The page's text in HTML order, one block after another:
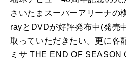
さいたまスーパーアリーナの
rayとDVDが好評発布中(発売
取っていただきたい。更に各
ミサ THE END OF SEASON